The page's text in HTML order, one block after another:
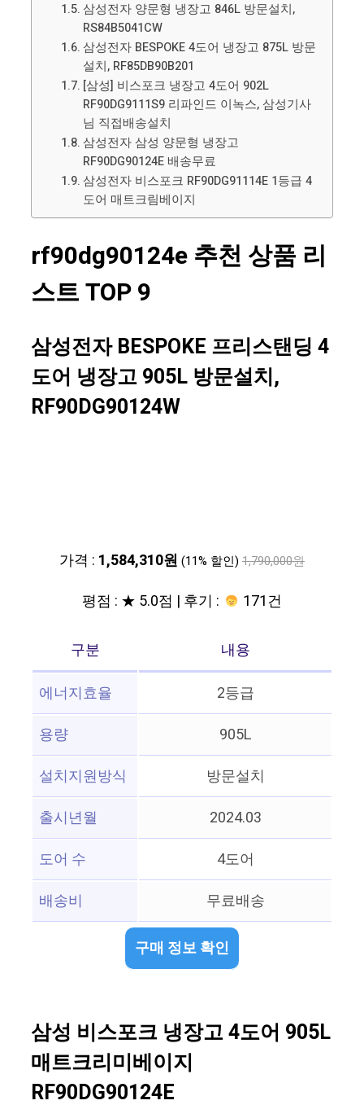
삼성전자 양문형 냉장고 846L 방문설치,
RS84B5041CW
삼성전자 BESPOKE 4도어 냉장고 875L 방문
설치, RF85DB90B201
[삼성] 비스포크 냉장고 4도어 902L
RF90DG9111S9 리파인드 이녹스, 삼성기사
님 직접배송설치
삼성전자 삼성 양문형 냉장고
RF90DG90124E 배송무료
삼성전자 비스포크 RF90DG91114E 1등급 4
도어 매트크림베이지
rf90dg90124e 추천 상품 리
스트 TOP 9
삼성전자 BESPOKE 프리스탠딩 4
도어 냉장고 905L 방문설치,
RF90DG90124W
가격 : 1,584,310원 (11% 할인) 1,790,000원
평점 : ★ 5.0점 | 후기 : 171건
구분
내용
에너지효율
2등급
용량
905L
설치지원방식
방문설치
출시년월
2024.03
도어 수
4도어
배송비
무료배송
구매 정보 확인
삼성 비스포크 냉장고 4도어 905L
매트크리미베이지
RF90DG90124E